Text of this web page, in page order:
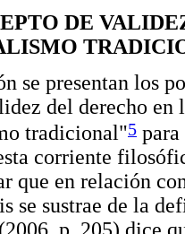
DE
se presentan los
del derecho en
tradicional"5
corriente
que en relación
se sustrae de la
p. 205) dice